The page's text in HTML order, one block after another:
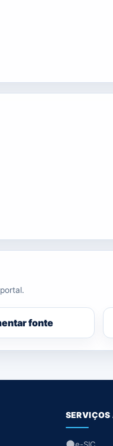
fonte